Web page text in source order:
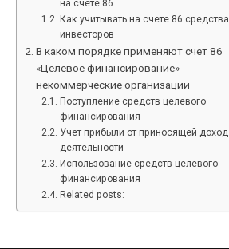
на счете 86
Как учитывать на счете 86 средства
инвесторов
В каком порядке применяют счет 86
«Целевое финансирование»
некоммерческие организации
Поступление средств целевого
финансирования
Учет прибыли от приносящей доход
деятельности
Использование средств целевого
финансирования
Related posts: